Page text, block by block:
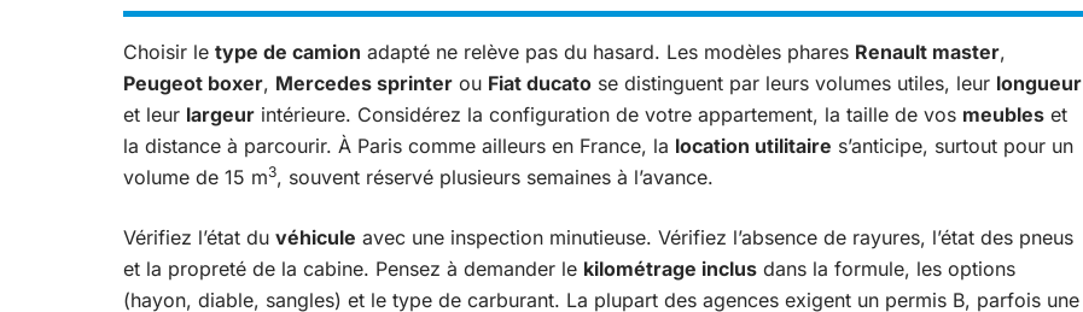
Choisir le type de camion adapté ne relève pas du hasard. Les modèles phares Renault master,
Peugeot boxer, Mercedes sprinter ou Fiat ducato se distinguent par leurs volumes utiles, leur longueur
et leur largeur intérieure. Considérez la configuration de votre appartement, la taille de vos meubles et
la distance à parcourir. À Paris comme ailleurs en France, la location utilitaire s’anticipe, surtout pour un
volume de 15 m3, souvent réservé plusieurs semaines à l’avance.
Vérifiez l’état du véhicule avec une inspection minutieuse. Vérifiez l’absence de rayures, l’état des pneus
et la propreté de la cabine. Pensez à demander le kilométrage inclus dans la formule, les options
(hayon, diable, sangles) et le type de carburant. La plupart des agences exigent un permis B, parfois une